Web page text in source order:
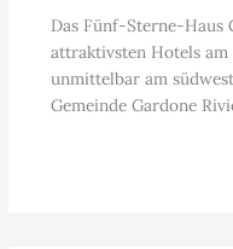
Das Fünf-Sterne-Haus
attraktivsten Hotels am
unmittelbar am
Gemeinde Gardone